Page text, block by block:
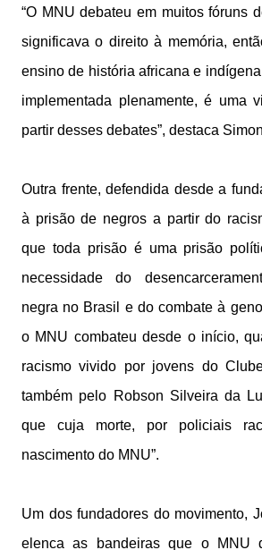
“O MNU debateu em muitos fóruns
significava o direito à memória,
ensino de história africana e
implementada plenamente, é uma
partir desses debates”, destaca
Outra frente, defendida desde a
à prisão de negros a partir do
que toda prisão é uma prisão
necessidade do
negra no Brasil e do combate à
o MNU combateu desde o início,
racismo vivido por jovens do
também pelo Robson Silveira da
que cuja morte, por policiais
nascimento do MNU”.
Um dos fundadores do movimento,
elenca as bandeiras que o MNU